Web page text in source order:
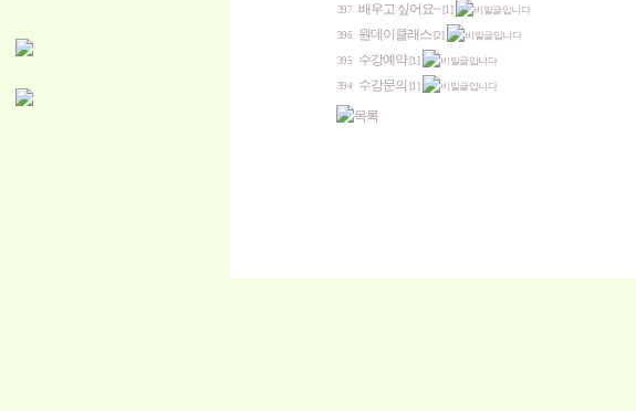
397 배우고 싶어요~ [1]
396 원데이클래스 [2]
395 수강예약 [1]
394 수강문의 [1]